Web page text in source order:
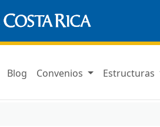
Blog Convenios Estructuras